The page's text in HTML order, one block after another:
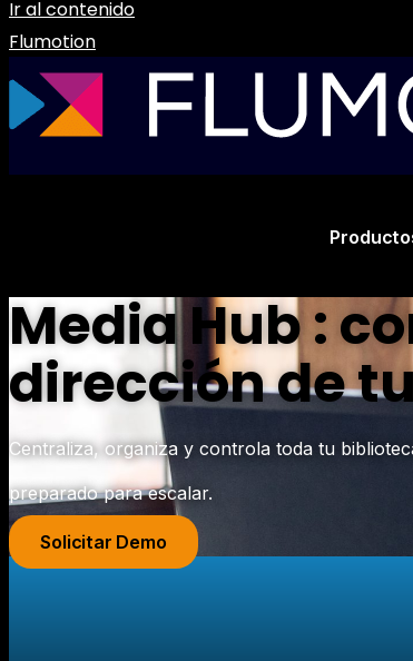
Ir al contenido
Flumotion
Media Hub :
dirección de
Centraliza, organiza y controla toda tu
preparado para escalar.
Solicitar Demo